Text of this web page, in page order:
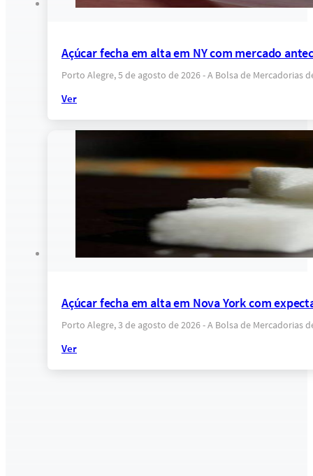
Açúcar fecha em alta em NY com mercado
Porto Alegre, 5 de agosto de 2026 - A Bolsa de Mercadorias
Ver
Açúcar fecha em alta em Nova York com
Porto Alegre, 3 de agosto de 2026 - A Bolsa de Mercadorias
Ver